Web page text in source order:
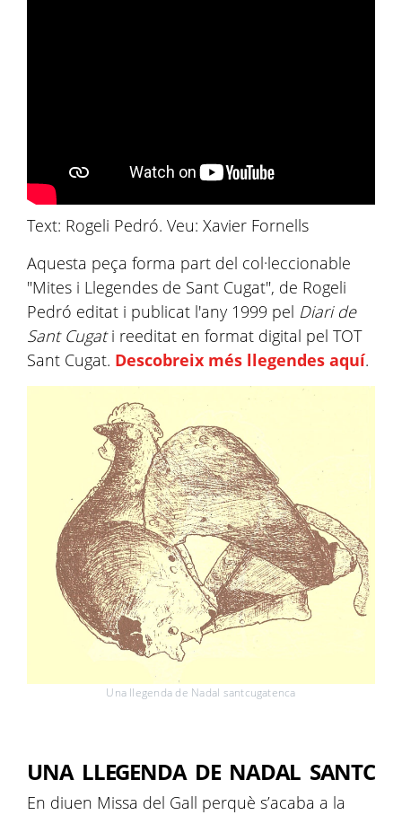
Text: Rogeli Pedró. Veu: Xavier Fornells
Aquesta peça forma part del col·leccionable
"Mites i Llegendes de Sant Cugat", de Rogeli
Pedró editat i publicat l'any 1999 pel Diari de
Sant Cugati reeditat en format digital pel TOT
Sant Cugat. Descobreix més llegendes aquí.
Una llegenda de Nadal santcugatenca
UNA LLEGENDA DE NADAL
En diuen Missa del Gall perquè s’acaba a la